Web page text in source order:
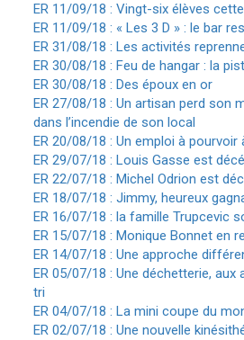
ER 11/09/18 : Vingt-six élèves
ER 11/09/18 : « Les 3 D » : le bar
ER 31/08/18 : Les activités
ER 30/08/18 : Feu de hangar : la
ER 30/08/18 : Des époux en or
ER 27/08/18 : Un artisan perd son
dans l’incendie de son local
ER 20/08/18 : Un emploi à pourvoir
ER 29/07/18 : Louis Gasse est
ER 22/07/18 : Michel Odrion est
ER 18/07/18 : Jimmy, heureux
ER 16/07/18 : la famille Trupcevic
ER 15/07/18 : Monique Bonnet en
ER 14/07/18 : Une approche
ER 05/07/18 : Une déchetterie, aux
tri
ER 04/07/18 : La mini coupe du
ER 02/07/18 : Une nouvelle